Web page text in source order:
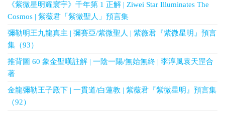
《紫微星明耀寰宇》千年第 1 正解 | Ziwei Star Illuminates The
Cosmos | 紫薇君「紫微聖人」預言集
彌勒明王九龍真主 | 彌賽亞/紫微聖人 | 紫薇君『紫微星明』預言
集（93）
推背圖 60 象金聖嘆註解 | 一陰一陽/無始無終 | 李淳風袁天罡合
著
金龍彌勒王子殿下 | 一貫道/白蓮教 | 紫薇君『紫微星明』預言集
（92）